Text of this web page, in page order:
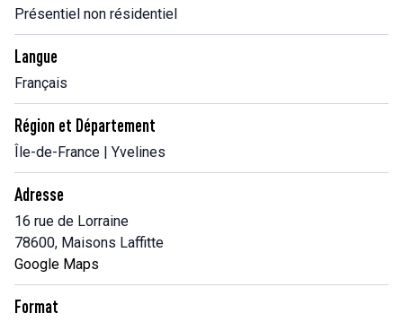
Présentiel non résidentiel
Langue
Français
Région et Département
Île-de-France | Yvelines
Adresse
16 rue de Lorraine
78600, Maisons Laffitte
Google Maps
Format